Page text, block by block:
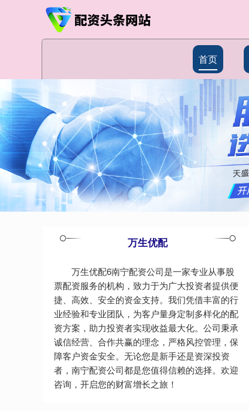
首页
万生优配
万生优配6南宁配资公司是一家专业从事股
票配资服务的机构，致力于为广大投资者提供便
捷、高效、安全的资金支持。我们凭借丰富的行
业经验和专业团队，为客户量身定制多样化的配
资方案，助力投资者实现收益最大化。公司秉承
诚信经营、合作共赢的理念，严格风控管理，保
障客户资金安全。无论您是新手还是资深投资
者，南宁配资公司都是您值得信赖的选择。欢迎
咨询，开启您的财富增长之旅！